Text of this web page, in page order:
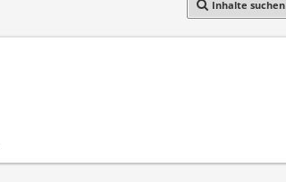
Inhalte suchen